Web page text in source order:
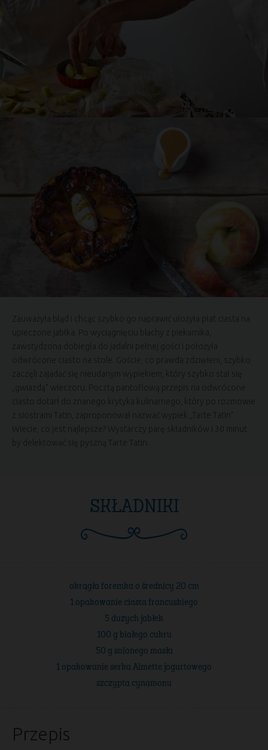
Zauważyła błąd i chcąc szybko go naprawić ułożyła płat ciasta na
upieczone jabłka. Po wyciągnięciu blachy z piekarnika,
zawstydzona dobiegła do jadalni pełnej gości i położyła
odwrócone ciasto na stole. Goście, co prawda zdziwieni, szybko
zaczęli zajadać się nieudanym wypiekiem, który szybko stał się
„gwiazdą” wieczoru. Pocztą pantoflową przepis na odwrócone
ciasto dotarł do znanego krytyka kulinarnego, który po rozmowie
z siostrami Tatin, zaproponował nazwać wypiek „Tarte Tatin”.
Wiecie, co jest najlepsze? Wystarczy parę składników i 30 minut
by delektować się pyszną Tarte Tatin.
SKŁADNIKI
okrągła foremka o średnicy 20 cm
1 opakowanie ciasta francuskiego
5 dużych jabłek
100 g białego cukru
50 g solonego masła
1 opakowanie serka Almette jogurtowego
szczypta cynamonu
Przepis